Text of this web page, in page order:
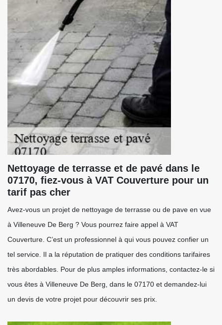
Nettoyage de terrasse et de pavé dans le
07170, fiez-vous à VAT Couverture pour un
tarif pas cher
Avez-vous un projet de nettoyage de terrasse ou de pave en vue
à Villeneuve De Berg ? Vous pourrez faire appel à VAT
Couverture. C’est un professionnel à qui vous pouvez confier un
tel service. Il a la réputation de pratiquer des conditions tarifaires
très abordables. Pour de plus amples informations, contactez-le si
vous êtes à Villeneuve De Berg, dans le 07170 et demandez-lui
un devis de votre projet pour découvrir ses prix.